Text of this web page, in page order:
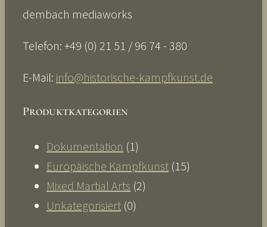
dembach mediaworks
Telefon: +49 (0) 21 51 / 96 74 - 380
E-Mail: info@historische-kampfkunst.de
Produktkategorien
Dokumentation (1)
Europäische Kampfkunst (15)
Mixed Martial Arts (2)
Unkategorisiert (0)